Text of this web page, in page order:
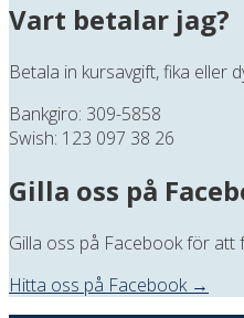
Vart betalar jag?
Betala in kursavgift, fika eller
Bankgiro: 309-5858
Swish: 123 097 38 26
Gilla oss på
Gilla oss på Facebook för att
Hitta oss på Facebook →